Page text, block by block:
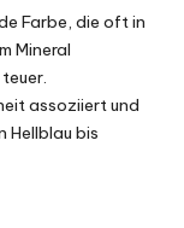
Farbe, die oft in
Mineral
assoziiert und
Hellblau bis